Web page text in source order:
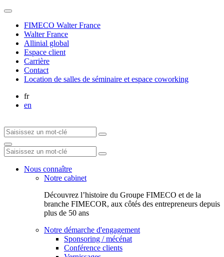
FIMECO Walter France
Walter France
Allinial global
Espace client
Carrière
Contact
Location de salles de séminaire et espace coworking
fr
en
Nous connaître
Notre cabinet
Découvrez l’histoire du Groupe FIMECO et de la
branche FIMECOR, aux côtés des entrepreneurs depuis
plus de 50 ans
Notre démarche d'engagement
Sponsoring / mécénat
Conférence clients